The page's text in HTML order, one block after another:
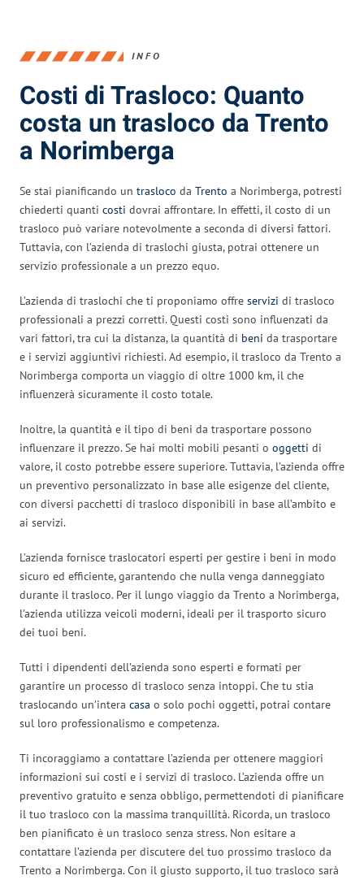
INFO
Costi di Trasloco: Quanto
costa un trasloco da Trento
a Norimberga
Se stai pianificando un trasloco da Trento a Norimberga, potresti
chiederti quanti costi dovrai affrontare. In effetti, il costo di un
trasloco può variare notevolmente a seconda di diversi fattori.
Tuttavia, con l’azienda di traslochi giusta, potrai ottenere un
servizio professionale a un prezzo equo.
L’azienda di traslochi che ti proponiamo offre servizi di trasloco
professionali a prezzi corretti. Questi costi sono influenzati da
vari fattori, tra cui la distanza, la quantità di beni da trasportare
e i servizi aggiuntivi richiesti. Ad esempio, il trasloco da Trento a
Norimberga comporta un viaggio di oltre 1000 km, il che
influenzerà sicuramente il costo totale.
Inoltre, la quantità e il tipo di beni da trasportare possono
influenzare il prezzo. Se hai molti mobili pesanti o oggetti di
valore, il costo potrebbe essere superiore. Tuttavia, l’azienda offre
un preventivo personalizzato in base alle esigenze del cliente,
con diversi pacchetti di trasloco disponibili in base all’ambito e
ai servizi.
L’azienda fornisce traslocatori esperti per gestire i beni in modo
sicuro ed efficiente, garantendo che nulla venga danneggiato
durante il trasloco. Per il lungo viaggio da Trento a Norimberga,
l’azienda utilizza veicoli moderni, ideali per il trasporto sicuro
dei tuoi beni.
Tutti i dipendenti dell’azienda sono esperti e formati per
garantire un processo di trasloco senza intoppi. Che tu stia
traslocando un’intera casa o solo pochi oggetti, potrai contare
sul loro professionalismo e competenza.
Ti incoraggiamo a contattare l’azienda per ottenere maggiori
informazioni sui costi e i servizi di trasloco. L’azienda offre un
preventivo gratuito e senza obbligo, permettendoti di pianificare
il tuo trasloco con la massima tranquillità. Ricorda, un trasloco
ben pianificato è un trasloco senza stress. Non esitare a
contattare l’azienda per discutere del tuo prossimo trasloco da
Trento a Norimberga. Con il giusto supporto, il tuo trasloco sarà